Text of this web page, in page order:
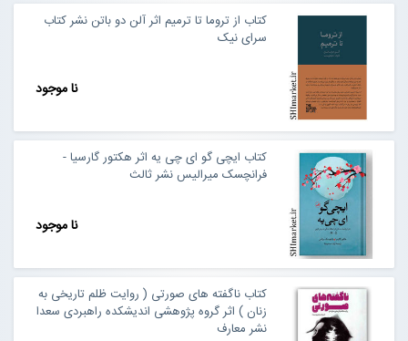
کتاب از تروما تا ترمیم اثر آلن دو باتن نشر کتاب
سرای نیک
نا موجود
کتاب ایچی گو ای چی یه اثر هکتور گارسیا -
فرانچسک میرالیس نشر ثالث
نا موجود
کتاب ناگفته های صورتی ( روایت ظلم تاریخی به
زنان ) اثر گروه پژوهشی اندیشکده راهبردی سعدا
نشر معارف